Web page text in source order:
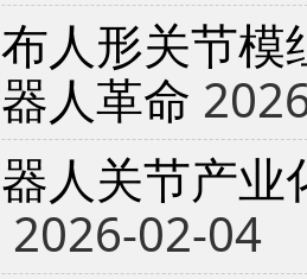
人形关节
人革命
人关节产
2026-02-04